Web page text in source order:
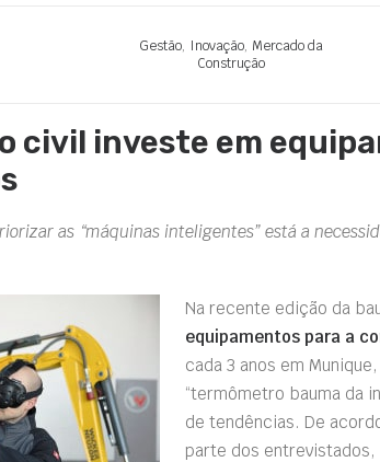
Gestão, Inovação, Mercado da
Construção
civil investe em
as “máquinas inteligentes” está a
Na recente edição da
equipamentos para a
cada 3 anos em
“termômetro bauma da
de tendências. De
parte dos